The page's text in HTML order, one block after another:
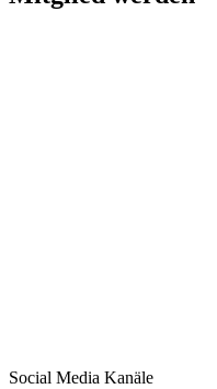
Social Media Kanäle